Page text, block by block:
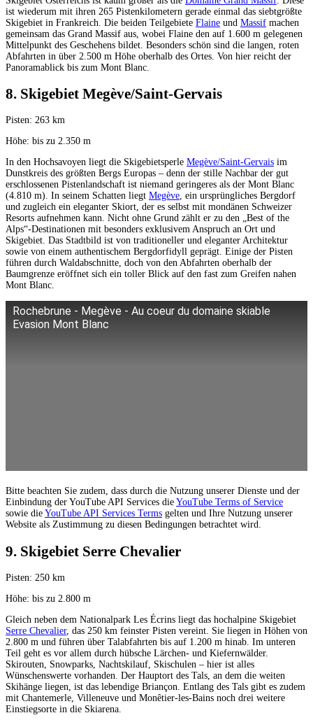
ist wiederum mit ihren 265 Pistenkilometern gerade einmal das siebtgrößte
Skigebiet in Frankreich. Die beiden Teilgebiete Flaine und Massif machen
gemeinsam das Grand Massif aus, wobei Flaine den auf 1.600 m gelegenen
Mittelpunkt des Geschehens bildet. Besonders schön sind die langen, roten
Abfahrten in über 2.500 m Höhe oberhalb des Ortes. Von hier reicht der
Panoramablick bis zum Mont Blanc.
8. Skigebiet Megève/Saint-Gervais
Pisten: 263 km
Höhe: bis zu 2.350 m
In den Hochsavoyen liegt die Skigebietsperle Megève/Saint-Gervais im
Dunstkreis des größten Bergs Europas – denn der stille Nachbar der gut
erschlossenen Pistenlandschaft ist niemand geringeres als der Mont Blanc
(4.810 m). In seinem Schatten liegt Megève, ein ursprüngliches Bergdorf
und zugleich ein eleganter Skiort, der es selbst mit mondänen Schweizer
Resorts aufnehmen kann. Nicht ohne Grund zählt er zu den „Best of the
Alps“-Destinationen mit besonders exklusivem Anspruch an Ort und
Skigebiet. Das Stadtbild ist von traditioneller und eleganter Architektur
sowie von einem authentischem Bergdorfidyll geprägt. Einige der Pisten
führen durch Waldabschnitte, doch von den Abfahrten oberhalb der
Baumgrenze eröffnet sich ein toller Blick auf den fast zum Greifen nahen
Mont Blanc.
Rochebrune - Megève - Au coeur du domaine skiable
Evasion Mont Blanc
Bitte beachten Sie zudem, dass durch die Nutzung unserer Dienste und der
Einbindung der YouTube API Services die YouTube Terms of Service
sowie die YouTube API Services Terms gelten und Ihre Nutzung unserer
Website als Zustimmung zu diesen Bedingungen betrachtet wird.
9. Skigebiet Serre Chevalier
Pisten: 250 km
Höhe: bis zu 2.800 m
Gleich neben dem Nationalpark Les Écrins liegt das hochalpine Skigebiet
Serre Chevalier, das 250 km feinster Pisten vereint. Sie liegen in Höhen von
2.800 m und führen über Talabfahrten bis auf 1.200 m hinab. Im unteren
Teil geht es vor allem durch hübsche Lärchen- und Kiefernwälder.
Skirouten, Snowparks, Nachtskilauf, Skischulen – hier ist alles
Wünschenswerte vorhanden. Der Hauptort des Tals, an dem die weiten
Skihänge liegen, ist das lebendige Briançon. Entlang des Tals gibt es zudem
mit Chantemerle, Villeneuve und Monêtier-les-Bains noch drei weitere
Einstiegsorte in die Skiarena.